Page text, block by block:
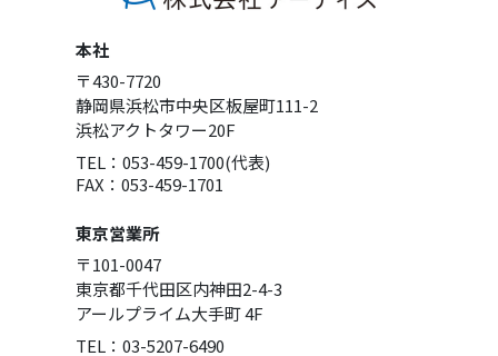
本社
〒430-7720
静岡県浜松市中央区板屋町111-2
浜松アクトタワー20F
TEL：053-459-1700(代表)
FAX：053-459-1701
東京営業所
〒101-0047
東京都千代田区内神田2-4-3
アールプライム大手町 4F
TEL：03-5207-6490